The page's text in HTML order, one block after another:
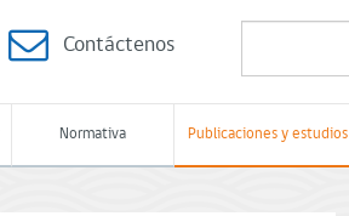
Contáctenos
Normativa Publicaciones y estudios